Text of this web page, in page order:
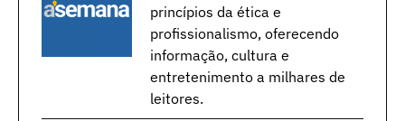
princípios da ética e
profissionalismo, oferecendo
informação, cultura e
entretenimento a milhares de
leitores.